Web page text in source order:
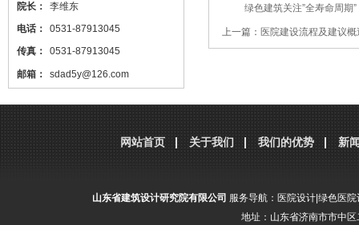
院长：
李维东
电话：
0531-87913045
传真：
0531-87913045
邮箱：
sdad5y@126.com
设计 ，本站网址
http://www.sdjzsj5y.com
，转载请标明出处！
绿色建筑关注”全寿命周期”
功能衰竭为止，一般在50年左
性差跟不上功能发展的需要是
市本身，蕴含着城市的文化积
和使用者而言，建筑成为医院
成的浪费，节约了资源 ，从另
2.3绿色建筑本身成为历史
出，城市的建筑是最具体和最
反映过去，受到历史影响的
上一篇： 医院建设流程及建议概
网站首页 关于我们 我们的优势 新
山东省建筑设计研究院有限公司 服务导航： 医院设计 绿色医院
地址：山东省济南市市中